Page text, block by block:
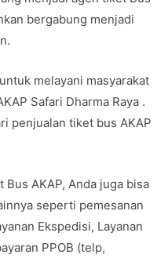
bergabung menjadi
melayani masyarakat
Safari Dharma Raya .
penjualan tiket bus AKAP
AKAP, Anda juga bisa
seperti pemesanan
Ekspedisi, Layanan
PPOB (telp,